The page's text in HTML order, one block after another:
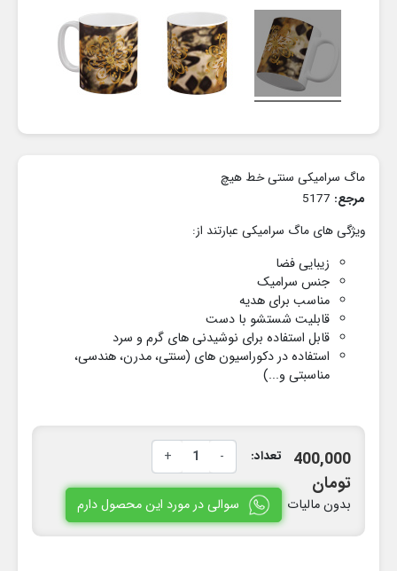
ماگ سرامیکی سنتی خط هیچ
مرجع:
ویژگی های ماگ سرامیکی عبارتند از:
زیبایی فضا
جنس سرامیک
مناسب برای هدیه
قابلیت شستشو با دست
قابل استفاده برای نوشیدنی های گرم و سرد
استفاده در دکوراسیون های (سنتی، مدرن، هندسی،
مناسبتی و...)
400,000
تومان
بدون مالیات
تعداد: -
+
سوالی در مورد این محصول دارم